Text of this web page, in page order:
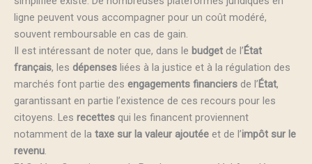
ligne peuvent vous accompagner pour un coût modéré,
souvent remboursable en cas de gain.
Il est intéressant de noter que, dans le budget de l’État
français, les dépenses liées à la justice et à la régulation des
marchés font partie des engagements financiers de l’État,
garantissant en partie l’existence de ces recours pour les
citoyens. Les recettes qui les financent proviennent
notamment de la taxe sur la valeur ajoutée et de l’impôt sur le
revenu.